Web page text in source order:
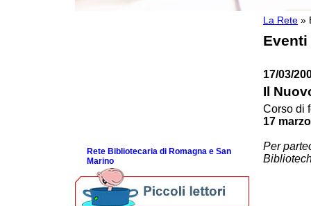
La Rete »
Eventi
17/03/
Il
Corso di
17
Per
Rete Bibliotecaria di Romagna e San
Marino